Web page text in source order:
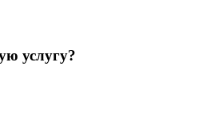
услугу?